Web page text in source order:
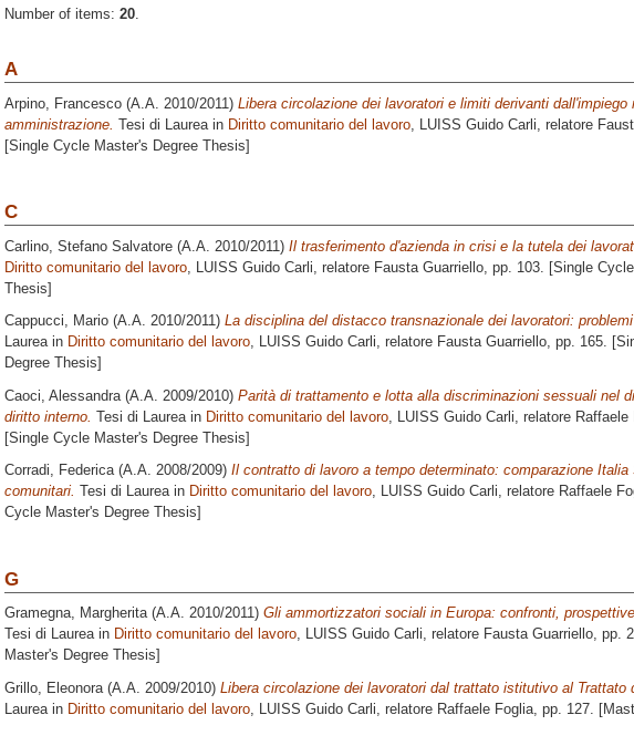
Number of items: 20.
A
Arpino, Francesco (A.A. 2010/2011) Libera circolazione dei lavoratori e limiti derivanti dall'impiego
amministrazione. Tesi di Laurea in Diritto comunitario del lavoro , LUISS Guido Carli, relatore
[Single Cycle Master's Degree Thesis]
C
Carlino, Stefano Salvatore (A.A. 2010/2011) Il trasferimento d'azienda in crisi e la tutela dei
Diritto comunitario del lavoro , LUISS Guido Carli, relatore Fausta Guarriello , pp. 103. [Single
Thesis]
Cappucci, Mario (A.A. 2010/2011) La disciplina del distacco transnazionale dei lavoratori:
Laurea in Diritto comunitario del lavoro, LUISS Guido Carli, relatore Fausta Guarriello, pp. 165.
Degree Thesis]
Caoci, Alessandra (A.A. 2009/2010) Parità di trattamento e lotta alla discriminazioni sessuali nel
diritto interno. Tesi di Laurea in Diritto comunitario del lavoro , LUISS Guido Carli, relatore Raffaele
[Single Cycle Master's Degree Thesis]
Corradi, Federica(A.A. 2008/2009) Il contratto di lavoro a tempo determinato: comparazione Italia
comunitari. Tesi di Laurea in Diritto comunitario del lavoro, LUISS Guido Carli, relatore Raffaele
Cycle Master's Degree Thesis]
G
Gramegna, Margherita(A.A. 2010/2011) Gli ammortizzatori sociali in Europa: confronti,
Tesi di Laurea in Diritto comunitario del lavoro, LUISS Guido Carli, relatore Fausta Guarriello, pp.
Master's Degree Thesis]
Grillo, Eleonora (A.A. 2009/2010) Libera circolazione dei lavoratori dal trattato istitutivo al Trattato
Laurea in Diritto comunitario del lavoro , LUISS Guido Carli, relatore Raffaele Foglia , pp. 127.